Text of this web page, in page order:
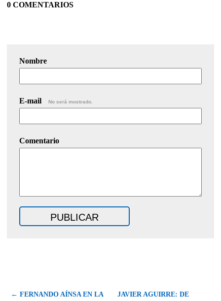
0 COMENTARIOS
Nombre
E-mail No será mostrado.
Comentario
← FERNANDO AÍNSA EN LA JAVIER AGUIRRE: DE